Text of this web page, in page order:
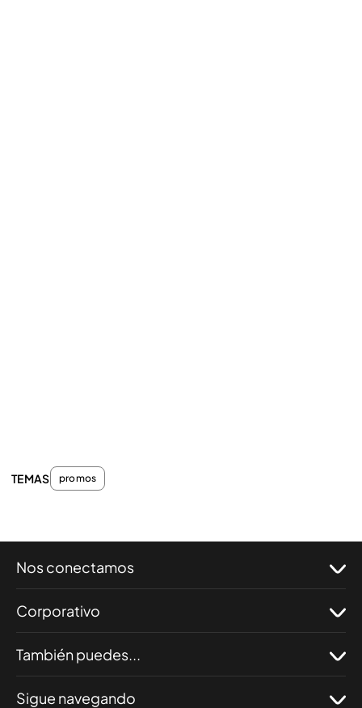
TEMAS promos
Nos conectamos
Corporativo
También puedes...
Sigue navegando